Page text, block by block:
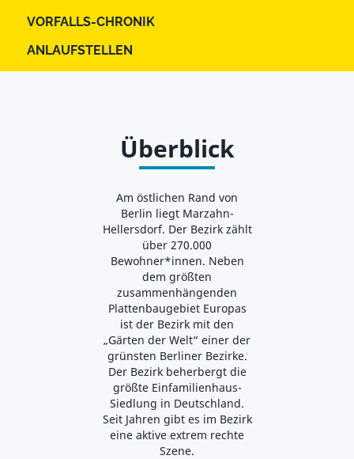
VORFALLS-CHRONIK
ANLAUFSTELLEN
Überblick
Am östlichen Rand von
Berlin liegt Marzahn-
Hellersdorf. Der Bezirk zählt
über 270.000
Bewohner*innen. Neben
dem größten
zusammenhängenden
Plattenbaugebiet Europas
ist der Bezirk mit den
„Gärten der Welt“ einer der
grünsten Berliner Bezirke.
Der Bezirk beherbergt die
größte Einfamilienhaus-
Siedlung in Deutschland.
Seit Jahren gibt es im Bezirk
eine aktive extrem rechte
Szene.